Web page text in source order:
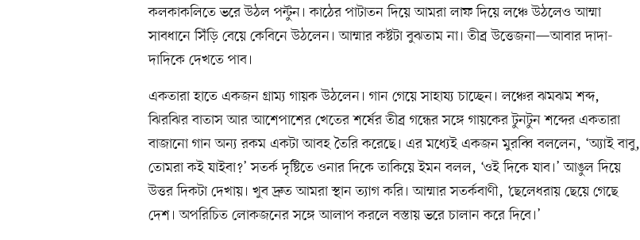
কলকাকলিতে ভরে উঠল পন্টুন। কাঠের পাটাতন দিয়ে আমরা লাফ দিয়ে লঞ্চে উঠলেও আম্মা
সাবধানে সিঁড়ি বেয়ে কেবিনে উঠলেন। আম্মার কষ্টটা বুঝতাম না। তীব্র উত্তেজনা—আবার দাদা-
দাদিকে দেখতে পাব।
একতারা হাতে একজন গ্রাম্য গায়ক উঠলেন। গান গেয়ে সাহায্য চাচ্ছেন। লঞ্চের ঝমঝম শব্দ,
ঝিরঝির বাতাস আর আশেপাশের খেতের শর্ষের তীব্র গন্ধের সঙ্গে গায়কের টুনটুন শব্দের একতারা
বাজানো গান অন্য রকম একটা আবহ তৈরি করেছে। এর মধ্যেই একজন মুরব্বি বললেন, ‘অ্যাই বাবু,
তোমরা কই যাইবা?’ সতর্ক দৃষ্টিতে ওনার দিকে তাকিয়ে ইমন বলল, ‘ওই দিকে যাব।’ আঙুল দিয়ে
উত্তর দিকটা দেখায়। খুব দ্রুত আমরা স্থান ত্যাগ করি। আম্মার সতর্কবাণী, ‘ছেলেধরায় ছেয়ে গেছে
দেশ। অপরিচিত লোকজনের সঙ্গে আলাপ করলে বস্তায় ভরে চালান করে দিবে।’